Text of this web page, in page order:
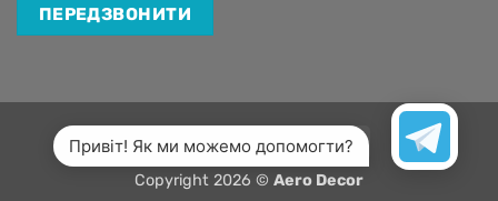
Привіт! Як ми можемо допомогти?
Visa MasterCardApple
Pay
Google
Pay
Copyright 2026 © Aero Decor